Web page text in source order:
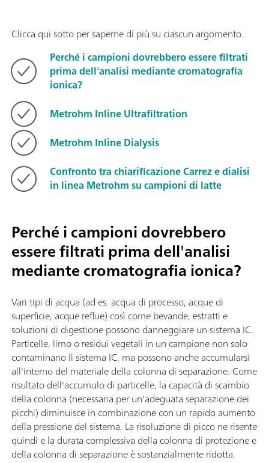
Clicca qui sotto per saperne di più su ciascun argomento.
Perché i campioni dovrebbero essere filtrati
prima dell'analisi mediante cromatografia
ionica?
Metrohm Inline Ultrafiltration
Metrohm Inline Dialysis
Confronto tra chiarificazione Carrez e dialisi
in linea Metrohm su campioni di latte
Perché i campioni dovrebbero
essere filtrati prima dell'analisi
mediante cromatografia ionica?
Vari tipi di acqua (ad es. acqua di processo, acque di
superficie, acque reflue) così come bevande, estratti e
soluzioni di digestione possono danneggiare un sistema IC.
Particelle, limo o residui vegetali in un campione non solo
contaminano il sistema IC, ma possono anche accumularsi
all'interno del materiale della colonna di separazione. Come
risultato dell'accumulo di particelle, la capacità di scambio
della colonna (necessaria per un'adeguata separazione dei
picchi) diminuisce in combinazione con un rapido aumento
della pressione del sistema. La risoluzione di picco ne risente
quindi e la durata complessiva della colonna di protezione e
della colonna di separazione è sostanzialmente ridotta.